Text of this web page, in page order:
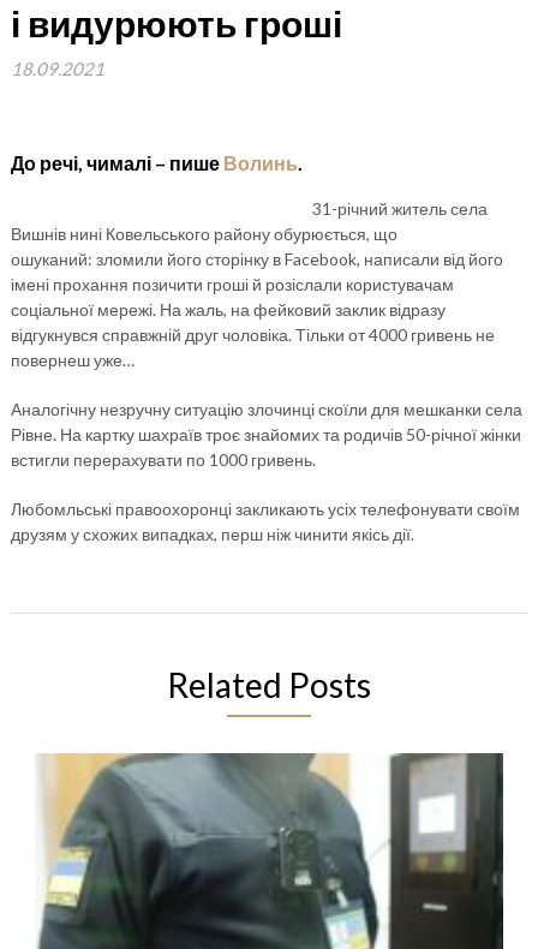
і видурюють гроші
18.09.2021
До речі, чималі – пишеВолинь
31-річний житель села
Вишнів нині Ковельського району обурюється, що
ошуканий: зломили його сторінку в Facebook, написали від його
імені прохання позичити гроші й розіслали користувачам
соціальної мережі. На жаль, на фейковий заклик відразу
відгукнувся справжній друг чоловіка. Тільки от 4000 гривень не
повернеш уже…
Аналогічну незручну ситуацію злочинці скоїли для мешканки села
Рівне. На картку шахраїв троє знайомих та родичів 50-річної жінки
встигли перерахувати по 1000 гривень.
Любомльські правоохоронці закликають усіх телефонувати своїм
друзям у схожих випадках, перш ніж чинити якісь дії.
Related Posts